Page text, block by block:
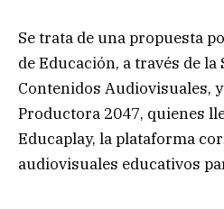
Se trata de una propuesta
de Educación, a través de
Contenidos Audiovisuales,
Productora 2047, quienes
Educaplay, la plataforma
audiovisuales educativos